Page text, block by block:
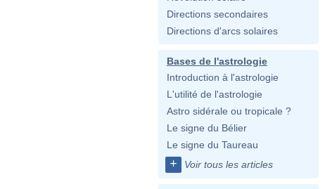
Directions secondaires
Directions d'arcs solaires
Bases de l'astrologie
Introduction à l'astrologie
L'utilité de l'astrologie
Astro sidérale ou tropicale ?
Le signe du Bélier
Le signe du Taureau
+ Voir tous les articles